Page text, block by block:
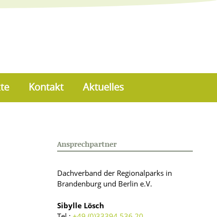
Kontakt Aktuelles
Ansprechpartner
Dachverband der Regionalparks in
Brandenburg und Berlin e.V.
Sibylle Lösch